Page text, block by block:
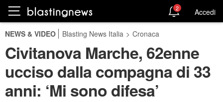
2 Accedi
NEWS & VIDEO Blasting News Italia > Cronaca
Civitanova Marche, 62enne
ucciso dalla compagna di 33
anni: ‘Mi sono difesa’